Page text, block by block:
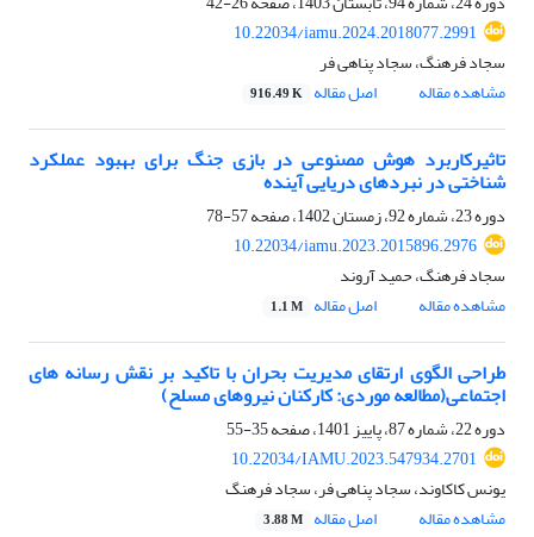
10.22034/iamu.2024.2018077.2991
سجاد فرهنگ، سجاد پناهی فر
مشاهده مقاله
اصل مقاله 916.49 K
تاثیرکاربرد هوش مصنوعی در بازی جنگ برای بهبود عملکرد
شناختی در نبردهای دریایی آینده
دوره 23، شماره 92، زمستان 1402، صفحه
57-78
10.22034/iamu.2023.2015896.2976
سجاد فرهنگ، حمید آروند
مشاهده مقاله
اصل مقاله 1.1 M
طراحی الگوی ارتقای مدیریت بحران با تاکید بر نقش رسانه های
اجتماعی(مطالعه موردی: کارکنان نیروهای مسلح)
دوره 22، شماره 87، پاییز 1401، صفحه
35-55
10.22034/IAMU.2023.547934.2701
یونس کاکاوند، سجاد پناهی فر، سجاد فرهنگ
مشاهده مقاله
اصل مقاله 3.88 M